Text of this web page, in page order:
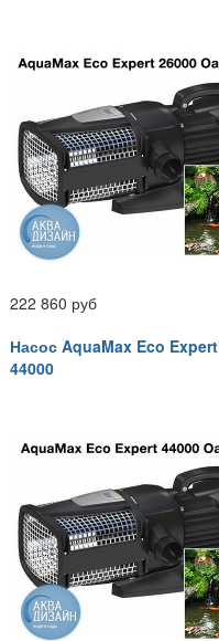
222 860 руб
Насос AquaMax Eco Expert
44000